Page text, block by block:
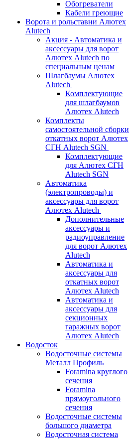
Обогреватели
Кабели греющие
Ворота и рольставни Алютех
Alutech
Акция - Автоматика и
аксессуары для ворот
Алютех Alutech по
специальным ценам
Шлагбаумы Алютех
Alutech
Комплектующие
для шлагбаумов
Алютех Alutech
Комплекты
самостоятельной сборки
откатных ворот Алютех
СГН Alutech SGN
Комплектующие
для Алютех СГН
Alutech SGN
Автоматика
(электропроводы) и
аксессуары для ворот
Алютех Alutech
Дополнительные
аксессуары и
радиоуправление
для ворот Алютех
Alutech
Автоматика и
аксессуары для
откатных ворот
Алютех Alutech
Автоматика и
аксессуары для
секционных
гаражных ворот
Алютех Alutech
Водосток
Водосточные системы
Металл Профиль
Foramina круглого
сечения
Foramina
прямоугольного
сечения
Водосточные системы
большого диаметра
Водосточная система